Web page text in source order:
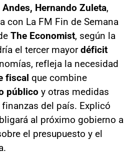
Hernando Zuleta,
con La FM Fin de Semana
The Economist, según la
el tercer mayordéficit
refleja la necesidad
fiscal que combine
público y otras medidas
del país. Explicó
al próximo gobierno a
el presupuesto y el